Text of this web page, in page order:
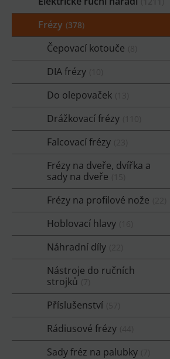
Frézy 378
Čepovací kotouče
DIA frézy
Do olepovaček
Drážkovací frézy
Falcovací frézy
Frézy na dveře, dvířka a
sady na dveře
Frézy na profilové nože
Hoblovací hlavy
Náhradní díly
Nástroje do ručních
strojků
Příslušenství
Rádiusové frézy
Sady fréz na palubky